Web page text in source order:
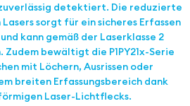
detektiert. Die reduzierte
sorgt für ein sicheres Erfassen
kann gemäß der Laserklasse 2
bewältigt die P1PY21x-Serie
mit Löchern, Ausrissen oder
breiten Erfassungsbereich dank
Laser-Lichtflecks.